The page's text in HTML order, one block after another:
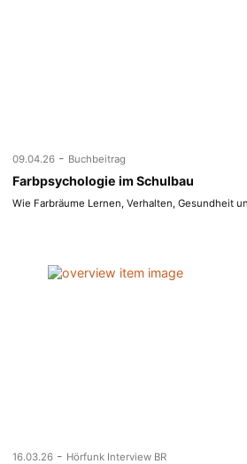
09.04.26 - Buchbeitrag
Farbpsychologie im Schulbau
Wie Farbräume Lernen, Verhalten, Gesundheit
16.03.26 - Hörfunk Interview BR